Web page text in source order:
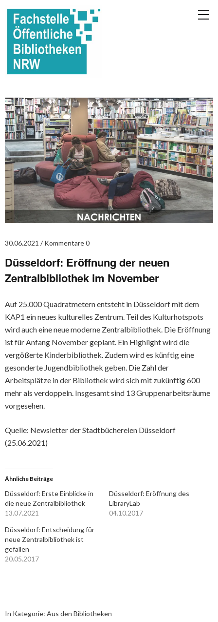
30.06.2021 Kommentare 0
Düsseldorf: Eröffnung der neuen
Zentralbibliothek im November
Auf 25.000 Quadratmetern entsteht in Düsseldorf mit dem
KAP1 ein neues kulturelles Zentrum. Teil des Kulturhotspots
wird auch eine neue moderne Zentralbibliothek. Die Eröffnung
ist für Anfang November geplant. Ein Highlight wird die
vergößerte Kinderbibliothek. Zudem wird es künftig eine
gesonderte Jugendbibliothek geben. Die Zahl der
Arbeitsplätze in der Bibliothek wird sich mit zukünftig 600
mehr als verdoppeln. Insgesamt sind 13 Gruppenarbeitsräume
vorgesehen.
Quelle: Newsletter der Stadtbüchereien Düsseldorf
(25.06.2021)
Ähnliche Beiträge
Düsseldorf: Erste Einblicke in
die neue Zentralbibliothek
13.07.2021
Düsseldorf: Eröffnung des
LibraryLab
04.10.2017
Düsseldorf: Entscheidung für
neue Zentralbibliothek ist
gefallen
20.05.2017
In Kategorie: Aus den Bibliotheken